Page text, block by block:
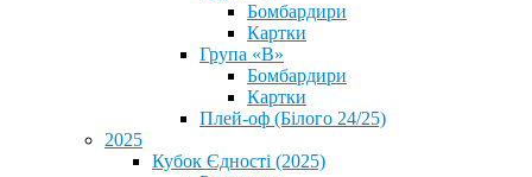
Бомбардири
Картки
Група «В»
Бомбардири
Картки
Плей-оф (Білого 24/25)
2025
Кубок Єдності (2025)